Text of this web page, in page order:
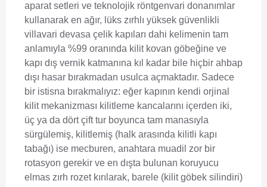
aparat setleri ve teknolojik röntgenvari donanımlar
kullanarak en ağır, lüks zırhlı yüksek güvenlikli
villavari devasa çelik kapıları dahi kelimenin tam
anlamıyla %99 oranında kilit kovan göbeğine ve
kapı dış vernik katmanına kıl kadar bile hiçbir ahbap
dışı hasar bırakmadan usulca açmaktadır. Sadece
bir istisna bırakmalıyız: eğer kapının kendi orjinal
kilit mekanizması kilitleme kancalarını içerden iki,
üç ya da dört çift tur boyunca tam manasıyla
sürgülemiş, kilitlemiş (halk arasında kilitli kapı
tabağı) ise mecburen, anahtara muadil zor bir
rotasyon gerekir ve en dışta bulunan koruyucu
elmas zırh rozet kırılarak, barele (kilit göbek silindiri)